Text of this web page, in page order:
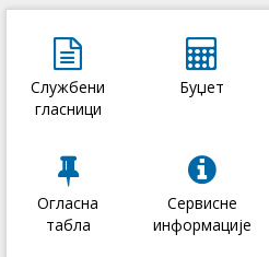
Службени
гласници
Буџет
Огласна
табла
Сервисне
информације